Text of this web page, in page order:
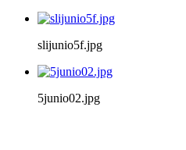
slijunio5f.jpg
5junio02.jpg